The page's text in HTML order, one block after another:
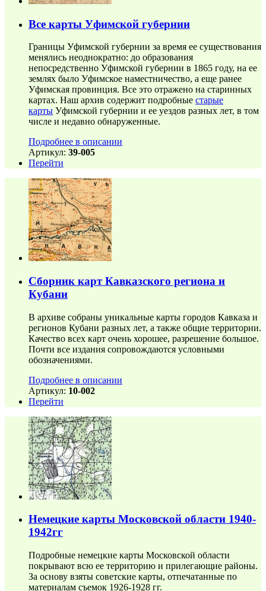
Все карты Уфимской губернии
Границы Уфимской губернии за время ее существования
менялись неоднократно: до образования
непосредственно Уфимской губернии в 1865 году, на ее
землях было Уфимское наместничество, а еще ранее
Уфимская провинция. Все это отражено на старинных
картах. Наш архив содержит подробные старые
карты Уфимской губернии и ее уездов разных лет, в том
числе и недавно обнаруженные.
Подробнее в описании
Артикул: 39-005
Перейти
Сборник карт Кавказского региона и
Кубани
В архиве собраны уникальные карты городов Кавказа и
регионов Кубани разных лет, а также общие территории.
Качество всех карт очень хорошее, разрешение большое.
Почти все издания сопровождаются условными
обозначениями.
Подробнее в описании
Артикул: 10-002
Перейти
Немецкие карты Московской области 1940-
1942гг
Подробные немецкие карты Московской области
покрывают всю ее территорию и прилегающие районы.
За основу взяты советские карты, отпечатанные по
материалам съемок 1926-1928 гг.